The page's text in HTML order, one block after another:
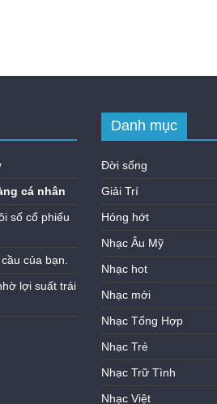
cá nhân
số cổ phiếu
của bạn.
lợi suất trái
Danh mục
Đời sống
Giải Trí
Hóng hớt
Nhạc Âu Mỹ
Nhạc hot
Nhạc mới
Nhạc Tổng Hợp
Nhạc Trẻ
Nhạc Trữ Tình
Nhạc Việt